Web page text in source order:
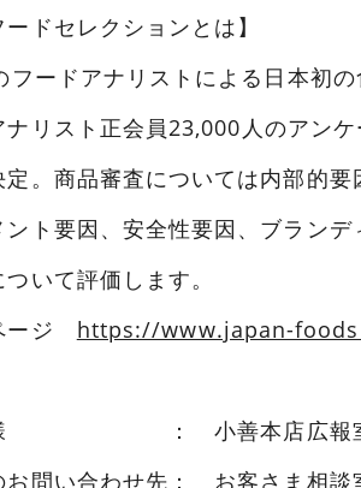
ードセレクションとは】
ードアナリストによる日本初
ナリスト正会員23,000人のアン
。商品審査については内部的
ント要因、安全性要因、ブラン
いて評価します。
ージ https://www.japan-
様 ： 小善本店広報室
お問い合わせ先： お客さま相